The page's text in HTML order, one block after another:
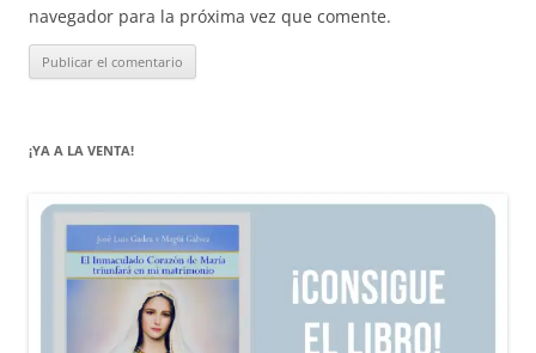
navegador para la próxima vez que comente.
¡YA A LA VENTA!